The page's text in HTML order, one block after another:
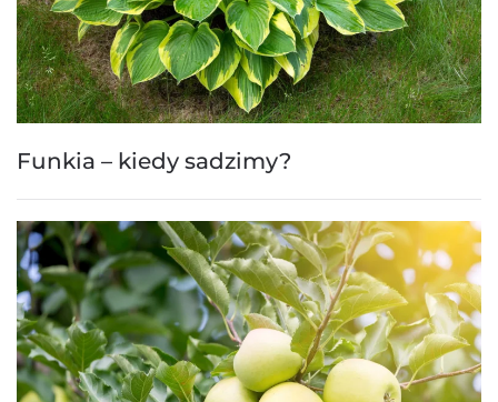
Funkia – kiedy sadzimy?